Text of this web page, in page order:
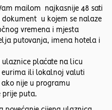
mailom najkasnije 48 sati
dokument u kojem se nalaze
vremena i mjesta
putovanja, imena hotela i
ulaznice plaćate na licu
ili lokalnoj valuti
nije u programu
prije puta.